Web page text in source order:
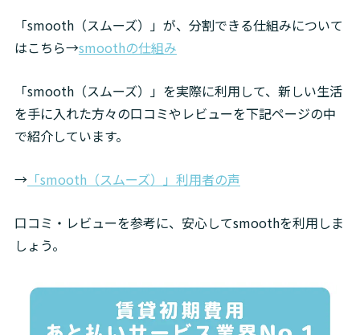
「smooth（スムーズ）」が、分割できる仕組みについて
はこちら→smoothの仕組み
「smooth（スムーズ）」を実際に利用して、新しい生活
を手に入れた方々の口コミやレビューを下記ページの中
で紹介しています。
→「smooth（スムーズ）」利用者の声
口コミ・レビューを参考に、安心してsmoothを利用しま
しょう。